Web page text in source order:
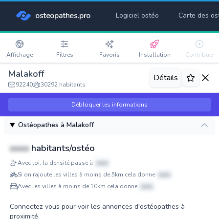
osteopathes.pro Logiciel ostéo Carte des
Affichage Filtres Favoris Installation Contribuer
Malakoff
92240 30292 habitants
Détails
Débloquer les informations
Ostéopathes à Malakoff
xxxx habitants/ostéo
Avec toi, la densité passe à
xxxx
Si on rajoute les villes à moins de 5km cela donne
xxxx
Avec les villes à moins de 10km cela donne
xxxx
Connectez-vous pour voir les annonces d'ostéopathes à
proximité.